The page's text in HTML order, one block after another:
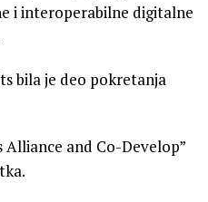
i interoperabilne digitalne
bila je deo pokretanja
Alliance and Co-Develop”